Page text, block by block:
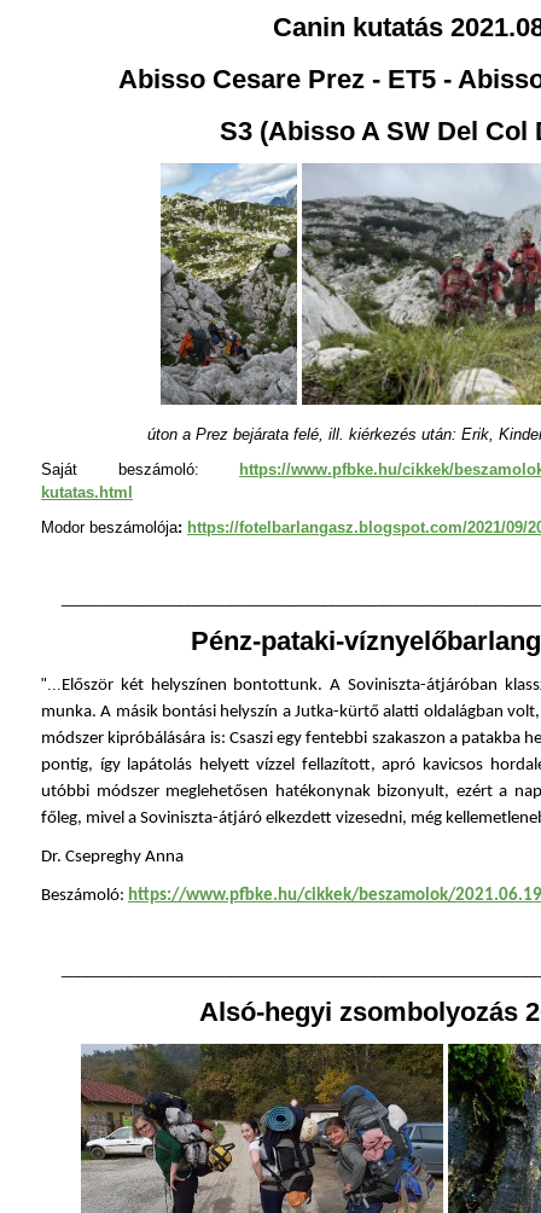
Canin kutatás
Abisso Cesare Prez - ET5 -
S3 (Abisso A SW Del Col
úton a Prez bejárata felé, ill. kiérkezés után: Erik,
Saját beszámoló:
https://www.pfbke.hu/cikkek/
kutatas.html
Modor beszámolója: https://fotelbarlangasz.blogspot.com/2021/09/
Pénz-pataki-
"...Először két helyszínen bontottunk. A Soviniszta-átjáróban
munka. A másik bontási helyszín a Jutka-kürtő alatti oldalágban
módszer kipróbálására is: Csaszi egy fentebbi szakaszon a patakba
pontig, így lapátolás helyett vízzel fellazított, apró kavicsos
utóbbi módszer meglehetősen hatékonynak bizonyult, ezért a
főleg, mivel a Soviniszta-átjáró elkezdett vizesedni, még
Dr. Csepreghy Anna
Beszámoló: https://www.pfbke.hu/cikkek/beszamolok/
Alsó-hegyi zsombolyozás